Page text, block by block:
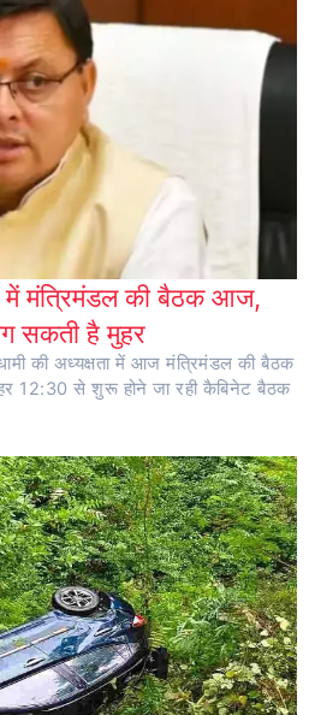
में मंत्रिमंडल की बैठक आज,
सकती है मुहर
की अध्यक्षता में आज मंत्रिमंडल की बैठक
12:30 से शुरू होने जा रही कैबिनेट बैठक